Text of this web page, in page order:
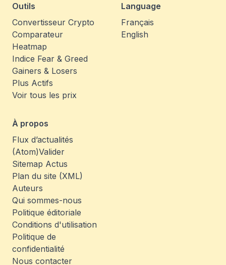
Outils
Convertisseur Crypto
Comparateur
Heatmap
Indice Fear & Greed
Gainers & Losers
Plus Actifs
Voir tous les prix
Language
Français
English
À propos
Flux d’actualités
(Atom)Valider
Sitemap Actus
Plan du site (XML)
Auteurs
Qui sommes-nous
Politique éditoriale
Conditions d'utilisation
Politique de
confidentialité
Nous contacter